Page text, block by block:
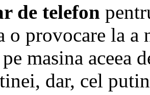
de telefon
o provocare la a
masina aceea
dar, cel